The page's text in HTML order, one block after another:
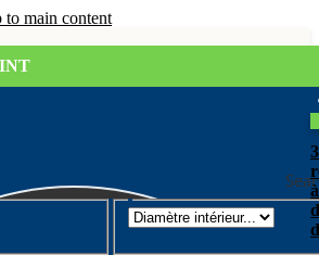
to main content
tore 7mm